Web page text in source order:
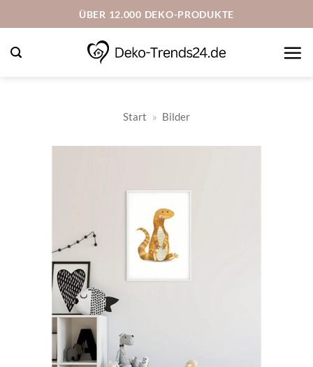
Inhalt
springen
ÜBER 12.000 DEKO-PRODUKTE
Start » Bilder